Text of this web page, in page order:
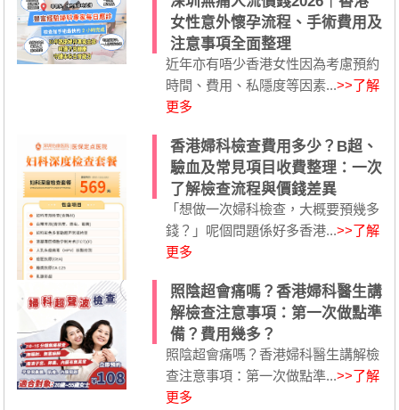
女性意外懷孕流程、手術費用及
注意事項全面整理
近年亦有唔少香港女性因為考慮預約
時間、費用、私隱度等因素...>>了解
更多
香港婦科檢查費用多少？B超、
驗血及常見項目收費整理：一次
了解檢查流程與價錢差異
「想做一次婦科檢查，大概要預幾多
錢？」呢個問題係好多香港...>>了解
更多
照陰超會痛嗎？香港婦科醫生講
解檢查注意事項：第一次做點準
備？費用幾多？
照陰超會痛嗎？香港婦科醫生講解檢
查注意事項：第一次做點準...>>了解
更多